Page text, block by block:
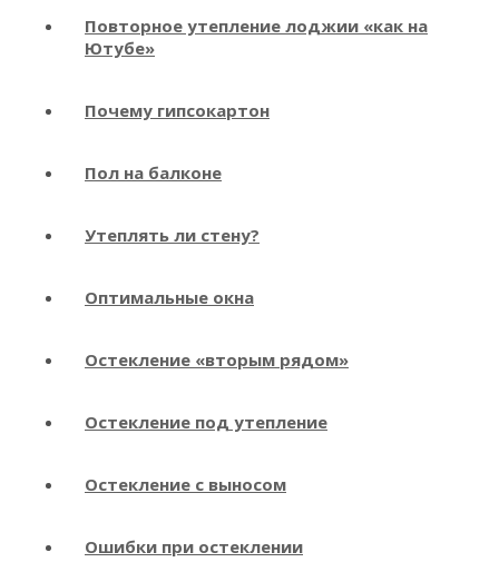
Повторное утепление лоджии «как на
Ютубе»
Почему гипсокартон
Пол на балконе
Утеплять ли стену?
Оптимальные окна
Остекление «вторым рядом»
Остекление под утепление
Остекление с выносом
Ошибки при остеклении